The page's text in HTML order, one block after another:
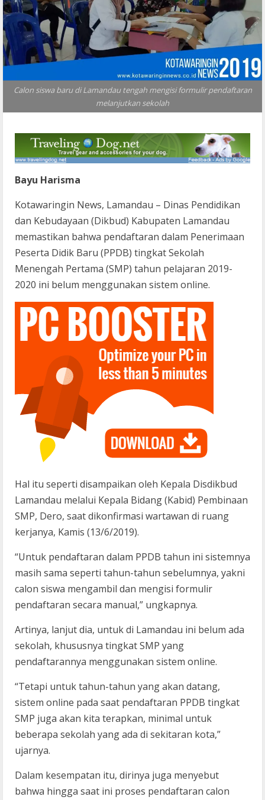
Calon siswa baru di Lamandau tengah mengisi formulir pendaftaran
melanjutkan sekolah
Bayu Harisma
Kotawaringin News, Lamandau – Dinas Pendidikan
dan Kebudayaan (Dikbud) Kabupaten Lamandau
memastikan bahwa pendaftaran dalam Penerimaan
Peserta Didik Baru (PPDB) tingkat Sekolah
Menengah Pertama (SMP) tahun pelajaran 2019-
2020 ini belum menggunakan sistem online.
Hal itu seperti disampaikan oleh Kepala Disdikbud
Lamandau melalui Kepala Bidang (Kabid) Pembinaan
SMP, Dero, saat dikonfirmasi wartawan di ruang
kerjanya, Kamis (13/6/2019).
“Untuk pendaftaran dalam PPDB tahun ini sistemnya
masih sama seperti tahun-tahun sebelumnya, yakni
calon siswa mengambil dan mengisi formulir
pendaftaran secara manual,” ungkapnya.
Artinya, lanjut dia, untuk di Lamandau ini belum ada
sekolah, khususnya tingkat SMP yang
pendaftarannya menggunakan sistem online.
“Tetapi untuk tahun-tahun yang akan datang,
sistem online pada saat pendaftaran PPDB tingkat
SMP juga akan kita terapkan, minimal untuk
beberapa sekolah yang ada di sekitaran kota,”
ujarnya.
Dalam kesempatan itu, dirinya juga menyebut
bahwa hingga saat ini proses pendaftaran calon